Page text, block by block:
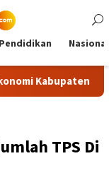
Pendidikan Nasional
Bogor
TPS Di